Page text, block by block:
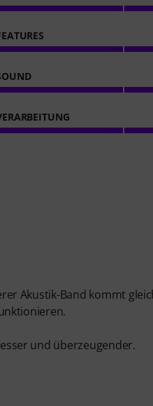
Akustik-Band kommt
und überzeugender.